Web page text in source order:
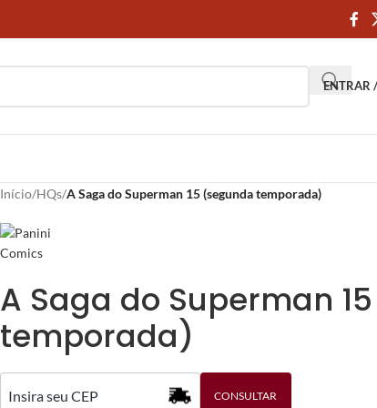
ENTRAR
Início/HQs/A Saga do Superman 15 (segunda temporada)
A Saga do Superman
temporada)
CONSULTAR